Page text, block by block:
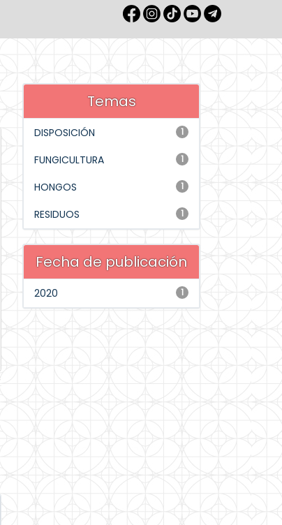
Temas
1
DISPOSICIÓN
1
FUNGICULTURA
1
HONGOS
1
RESIDUOS
Fecha de publicación
1
2020